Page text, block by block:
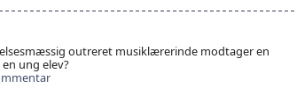
outreret musiklærerinde modtager en
ung elev?